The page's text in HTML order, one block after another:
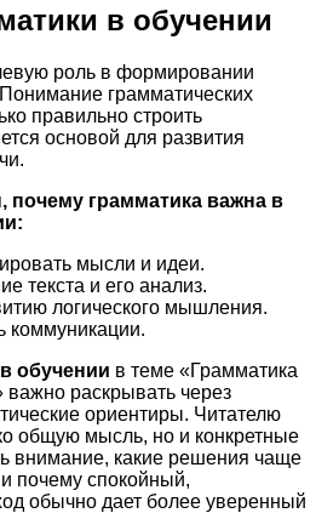
в обучении
роль в формировании
грамматических
правильно строить
основой для развития
почему грамматика важна в
мысли и идеи.
текста и его анализ.
логического мышления.
коммуникации.
обучении в теме «Грамматика
важно раскрывать через
ориентиры. Читателю
общую мысль, но и конкретные
внимание, какие решения чаще
почему спокойный,
обычно дает более уверенный